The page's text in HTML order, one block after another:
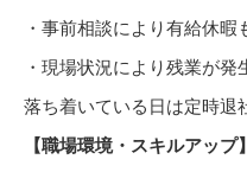
・事前相談により有給休暇
・現場状況により残業が
落ち着いている日は定時退
【職場環境・スキルアップ】